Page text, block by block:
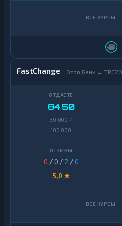
FastChange Ozon Банк ↔ TRC20
84,50
30 000 /
100 000
0 / 0 / 2 /0
5,0 ★